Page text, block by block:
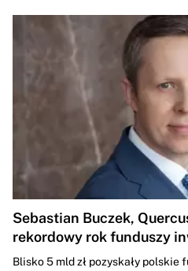
Sebastian Buczek,
rekordowy rok funduszy
Blisko 5 mld zł pozyskały